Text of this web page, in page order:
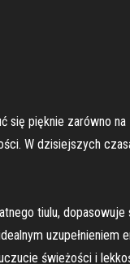
się pięknie zarówno
W dzisiejszych
tiulu, dopasowuje
uzupełnieniem
świeżości i